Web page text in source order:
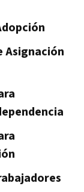
Asignación